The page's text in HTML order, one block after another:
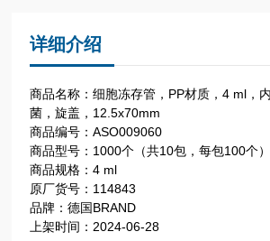
详细介绍
商品名称：细胞冻存管，PP材质，4 ml，
菌，旋盖，12.5x70mm
商品编号：ASO009060
商品型号：1000个（共10包，每包100个）
商品规格：4 ml
原厂货号：114843
品牌：德国BRAND
上架时间：2024-06-28